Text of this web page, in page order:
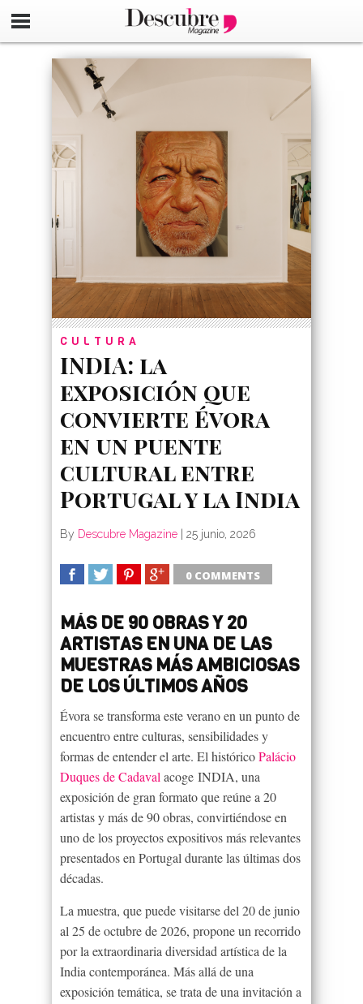
google-site-
CULTURA
INDIA: la
exposición que
convierte Évora
en un puente
cultural entre
Portugal y la India
By Descubre Magazine 25 junio, 2026
0 COMMENTS
MÁS DE 90 OBRAS Y 20
ARTISTAS EN UNA DE LAS
MUESTRAS MÁS AMBICIOSAS
DE LOS ÚLTIMOS AÑOS
Évora se transforma este verano en un punto de
encuentro entre culturas, sensibilidades y
formas de entender el arte. El históricoPalácio
Duques de Cadaval acoge INDIA, una
exposición de gran formato que reúne a 20
artistas y más de 90 obras, convirtiéndose en
uno de los proyectos expositivos más relevantes
presentados en Portugal durante las últimas dos
décadas.
La muestra, que puede visitarse del 20 de junio
al 25 de octubre de 2026, propone un recorrido
por la extraordinaria diversidad artística de la
India contemporánea. Más allá de una
exposición temática, se trata de una invitación a